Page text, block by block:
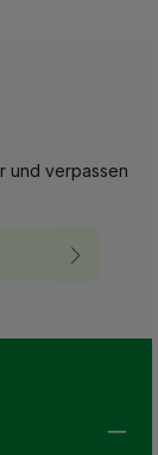
und verpassen